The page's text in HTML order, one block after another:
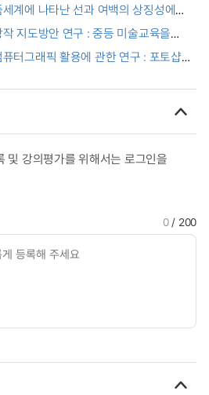
Learning Materials for ICT
in Elementary School : Focused on
계에 나타난 선과 여백의 상징성에
of Aubrey Beadsley's art works
of Salome in author's art works
지도방안 연구 : 중등 미술교육을
on Fine Arts
터그래픽 활용에 관한 연구 : 포토샵을
및 강의평가를 위해서는 로그인을
0/ 200